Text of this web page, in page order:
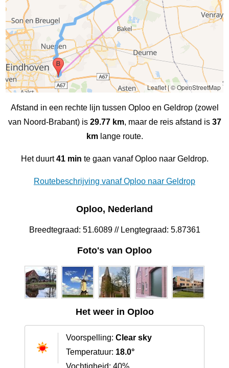
Leaflet| © OpenStreetMap
Afstand in een rechte lijn tussen Oploo en Geldrop (zowel
van Noord-Brabant) is 29.77 km, maar de reis afstand is 37
kmlange route.
Het duurt41 min te gaan vanaf Oploo naar Geldrop.
Routebeschrijving vanaf Oploo naar Geldrop
Oploo, Nederland
Breedtegraad: 51.6089 // Lengtegraad: 5.87361
Foto's van Oploo
Het weer in Oploo
Voorspelling: Clear sky
Temperatuur: 18.0°